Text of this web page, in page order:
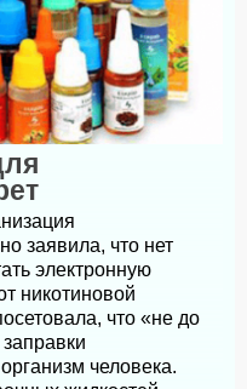
заявила, что нет
электронную
никотиновой
что «не до
человека.